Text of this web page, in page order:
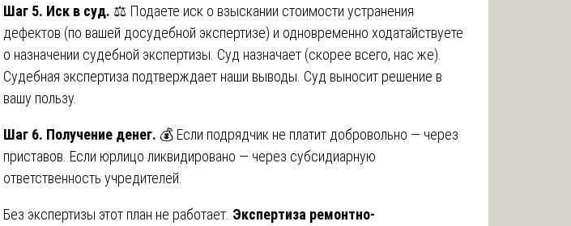
Шаг 5. Иск в суд. ⚖️ Подаете иск о взыскании стоимости устранения
дефектов (по вашей досудебной экспертизе) и одновременно ходатайствуете
о назначении судебной экспертизы. Суд назначает (скорее всего, нас же).
Судебная экспертиза подтверждает наши выводы. Суд выносит решение в
вашу пользу.
Шаг 6. Получение денег. 💰 Если подрядчик не платит добровольно — через
приставов. Если юрлицо ликвидировано — через субсидиарную
ответственность учредителей.
Без экспертизы этот план не работает. Экспертиза ремонтно-